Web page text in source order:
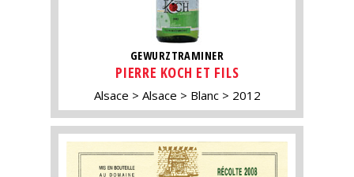
GEWURZTRAMINER
PIERRE KOCH ET FILS
Alsace Alsace Blanc 2012